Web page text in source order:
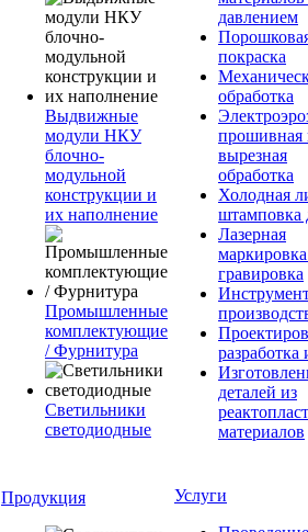
Выдвижные
модули НКУ
блочно-
модульной
конструкции и
их наполнение
Промышленные
комплектующие
/ Фурнитура
Светильники
светодиодные
давлением
покраска
обработка
прошивная
вырезная
обработка
Холодная
штамповка
Лазерная
гравировка
разработка
деталей из
материалов
Продукция
Услуги